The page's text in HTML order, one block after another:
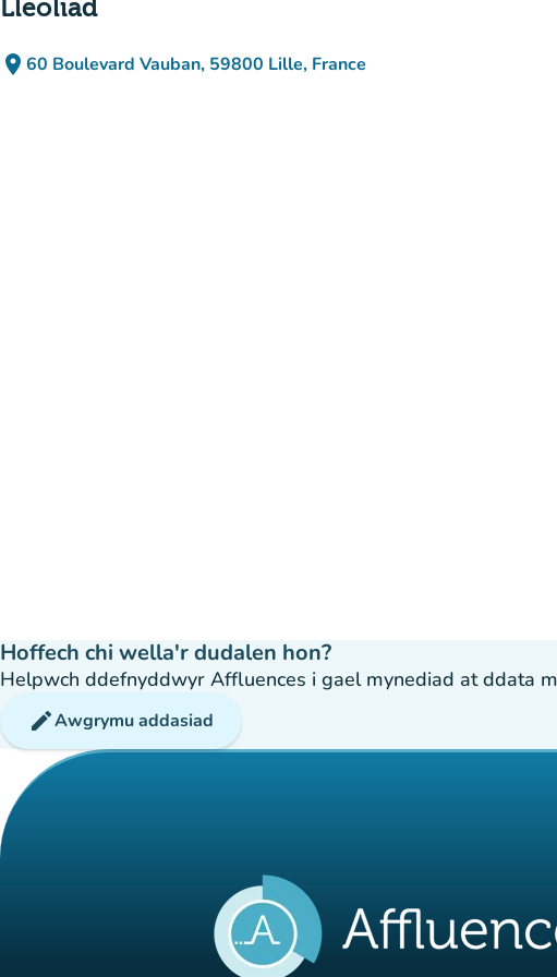
Lleoliad
place 60 Boulevard Vauban, 59800 Lille, France
(agor yn Google Maps)
(tab newydd)
Hoffech chi wella'r dudalen hon?
Helpwch ddefnyddwyr Affluences i gael mynediad at ddata
editAwgrymu addasiad